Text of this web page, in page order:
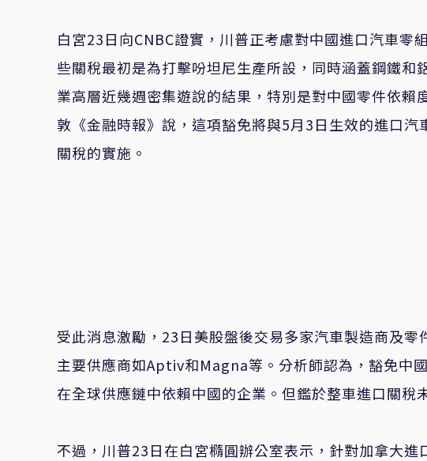
白宮23日向CNBC證實，川普正考慮對中國進口汽車零
些關稅最初是為打擊吩坦尼生產所設，同時涵蓋鋼鐵
業高層近幾週密集遊說的結果，特別是對中國零件依
敦《金融時報》說，這項豁免將與5月3日生效的進口汽
關稅的實施。
受此消息激勵， 23日美股盤後交易多家汽車製造商及
主要供應商如Aptiv和Magna等。分析師認為，豁免中
在全球供應鏈中依賴中國的企業。但鑑於整車進口關稅
不過，川普23日在白宮橢圓辦公室表示，針對加拿大進